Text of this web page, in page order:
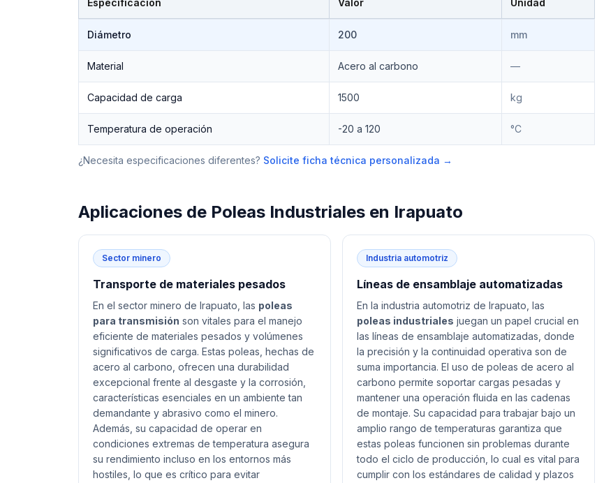
Especificación Valor Unidad
Diámetro 200 mm
Material Acero al carbono —
Capacidad de carga 1500 kg
Temperatura de operación -20 a 120 °C
¿Necesita especificaciones diferentes? Solicite ficha técnica personalizada →
Aplicaciones de Poleas Industriales en Irapuato
Sector minero
Transporte de materiales pesados
En el sector minero de Irapuato, las poleas
para transmisión son vitales para el manejo
eficiente de materiales pesados y volúmenes
significativos de carga. Estas poleas, hechas de
acero al carbono, ofrecen una durabilidad
excepcional frente al desgaste y la corrosión,
características esenciales en un ambiente tan
demandante y abrasivo como el minero.
Además, su capacidad de operar en
condiciones extremas de temperatura asegura
su rendimiento incluso en los entornos más
hostiles, lo que es crítico para evitar
Industria automotriz
Líneas de ensamblaje automatizadas
En la industria automotriz de Irapuato, las
poleas industriales juegan un papel crucial en
las líneas de ensamblaje automatizadas, donde
la precisión y la continuidad operativa son de
suma importancia. El uso de poleas de acero al
carbono permite soportar cargas pesadas y
mantener una operación fluida en las cadenas
de montaje. Su capacidad para trabajar bajo un
amplio rango de temperaturas garantiza que
estas poleas funcionen sin problemas durante
todo el ciclo de producción, lo cual es vital para
cumplir con los estándares de calidad y plazos